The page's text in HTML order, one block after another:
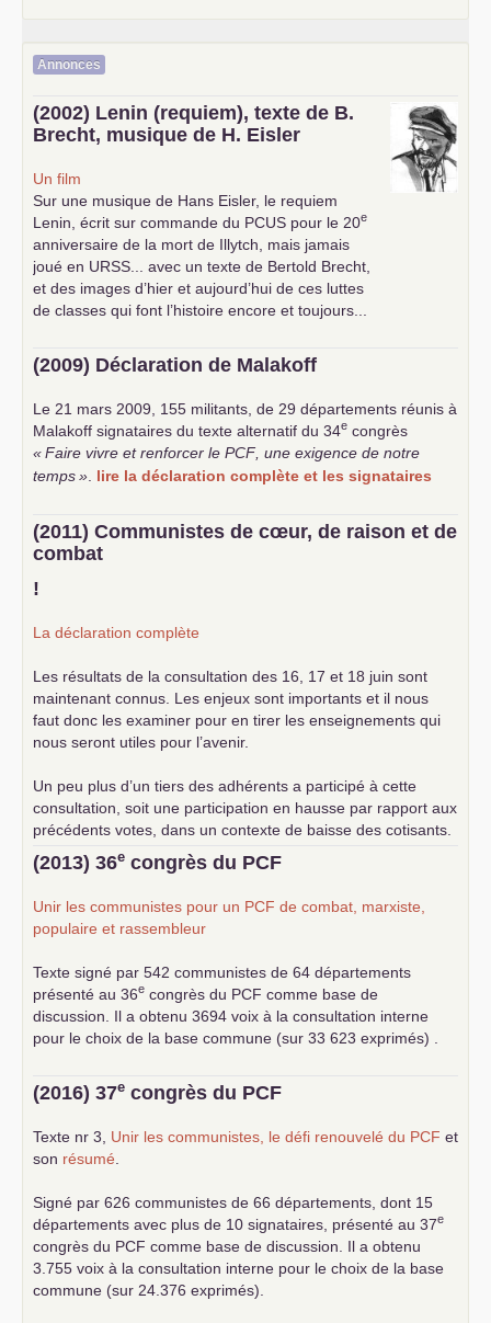
Annonces
(2002) Lenin (requiem), texte de B.
Brecht, musique de H. Eisler
Un film
Sur une musique de Hans Eisler, le requiem
Lenin, écrit sur commande du PCUS pour le 20e
anniversaire de la mort de Illytch, mais jamais
joué en URSS ... avec un texte de Bertold Brecht,
et des images d’hier et aujourd’hui de ces luttes
de classes qui font l’histoire encore et toujours...
(2009) Déclaration de Malakoff
Le 21 mars 2009, 155 militants, de 29 départements réunis à
Malakoff signataires du texte alternatif du 34e congrès
«Faire vivre et renforcer le PCF , une exigence de notre
temps» lire la déclaration complète et les signataires
(2011) Communistes de cœur, de raison et de
combat
!
La déclaration complète
Les résultats de la consultation des 16, 17 et 18 juin sont
maintenant connus. Les enjeux sont importants et il nous
faut donc les examiner pour en tirer les enseignements qui
nous seront utiles pour l’avenir.
Un peu plus d’un tiers des adhérents a participé à cette
consultation, soit une participation en hausse par rapport aux
précédents votes, dans un contexte de baisse des cotisants.
... lire la suite
(2013) 36e congrès du PCF
Unir les communistes pour un PCF de combat, marxiste,
populaire et rassembleur
Texte signé par 542 communistes de 64 départements
présenté au 36e congrès du PCF comme base de
discussion. Il a obtenu 3694 voix à la consultation interne
pour le choix de la base commune (sur 33 623 exprimés) .
(2016) 37e congrès du PCF
Texte nr 3, Unir les communistes, le défi renouvelé du PCF et
son résumé
Signé par 626 communistes de 66 départements, dont 15
départements avec plus de 10 signataires, présenté au 37e
congrès du PCF comme base de discussion. Il a obtenu
3.755 voix à la consultation interne pour le choix de la base
commune (sur 24.376 exprimés).